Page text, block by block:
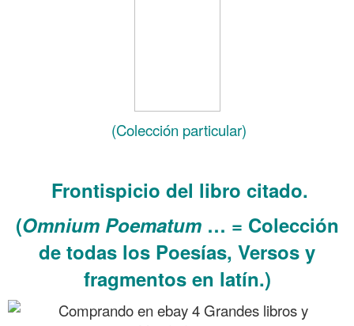
(Colección particular)
Frontispicio del libro citado.
(Omnium Poematum… = Colección
de todas los Poesías, Versos y
fragmentos en latín.)